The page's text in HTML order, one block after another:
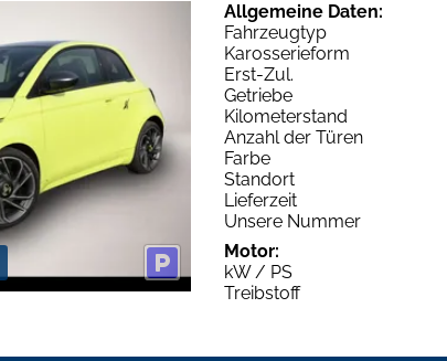
Allgemeine Daten:
Fahrzeugtyp
Karosserieform
Erst-Zul.
Getriebe
Kilometerstand
Anzahl der Türen
Farbe
Standort
Lieferzeit
Unsere Nummer
Motor:
kW / PS
Treibstoff